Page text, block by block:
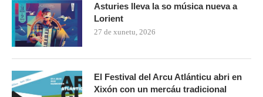
Asturies lleva la so música nueva a
Lorient
27 de xunetu, 2026
El Festival del Arcu Atlánticu abri en
Xixón con un mercáu tradicional